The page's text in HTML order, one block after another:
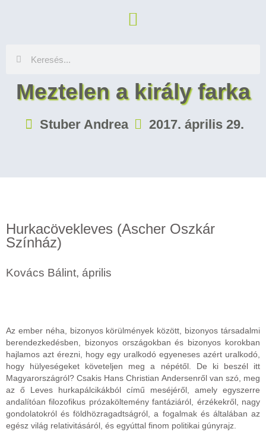
Meztelen a király farka
Stuber Andrea 2017. április 29.
Hurkacövekleves (Ascher Oszkár
Színház)
Kovács Bálint, április
Az ember néha, bizonyos körülmények között, bizonyos társadalmi
berendezkedésben, bizonyos országokban és bizonyos korokban
hajlamos azt érezni, hogy egy uralkodó egyeneses azért uralkodó,
hogy hülyeségeket követeljen meg a népétől. De ki beszél itt
Magyarországról? Csakis Hans Christian Andersenről van szó, meg
az ő Leves hurkapálcikákból című meséjéről, amely egyszerre
andalítóan filozofikus prózaköltemény fantáziáról, érzékekről, nagy
gondolatokról és földhözragadtságról, a fogalmak és általában az
egész világ relativitásáról, és egyúttal finom politikai gúnyrajz.